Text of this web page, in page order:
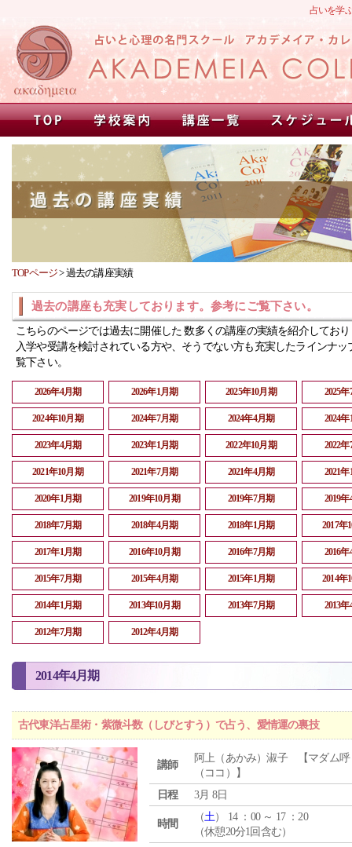
占いを学
TOPページ>過去の講座実績
過去の講座も充実しております。参考にご覧下さい。
こちらのページでは過去に開催した 数多くの講座の実績を紹介してお
入学や受講を検討されている方や、そうでない方も充実したラインナッ
覧下さい。
2026年4月期 2026年1月期 2025年10月期 2025
2024年10月期 2024年7月期 2024年4月期 2024
2023年4月期 2023年1月期 2022年10月期 2022
2021年10月期 2021年7月期 2021年4月期 2021
2020年1月期 2019年10月期 2019年7月期 2019
2018年7月期 2018年4月期 2018年1月期 2017年
2017年1月期 2016年10月期 2016年7月期 2016
2015年7月期 2015年4月期 2015年1月期 2014年
2014年1月期 2013年10月期 2013年7月期 2013
2012年7月期 2012年4月期
2014年4月期
古代東洋占星術・紫微斗数（しびとすう）で占う、愛情運の裏技
講師
阿上（あかみ）淑子 【マダム呼
（ココ）】
日程
3月 8日
時間
（土） 14 ：00 ～ 17 ：20
（休憩20分1回含む）